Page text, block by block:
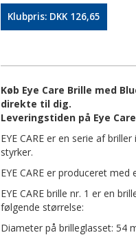
Klubpris: DKK 126,65
Køb Eye Care Brille med
direkte til dig.
Leveringstiden på Eye
EYE CARE er en serie af
styrker.
EYE CARE er produceret
EYE CARE brille nr. 1 er en
følgende størrelse:
Diameter på brilleglasset: 54